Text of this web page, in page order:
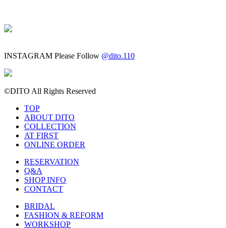
INSTAGRAM Please Follow @dito.110
©DITO All Rights Reserved
TOP
ABOUT DITO
COLLECTION
AT FIRST
ONLINE ORDER
RESERVATION
Q&A
SHOP INFO
CONTACT
BRIDAL
FASHION & REFORM
WORKSHOP